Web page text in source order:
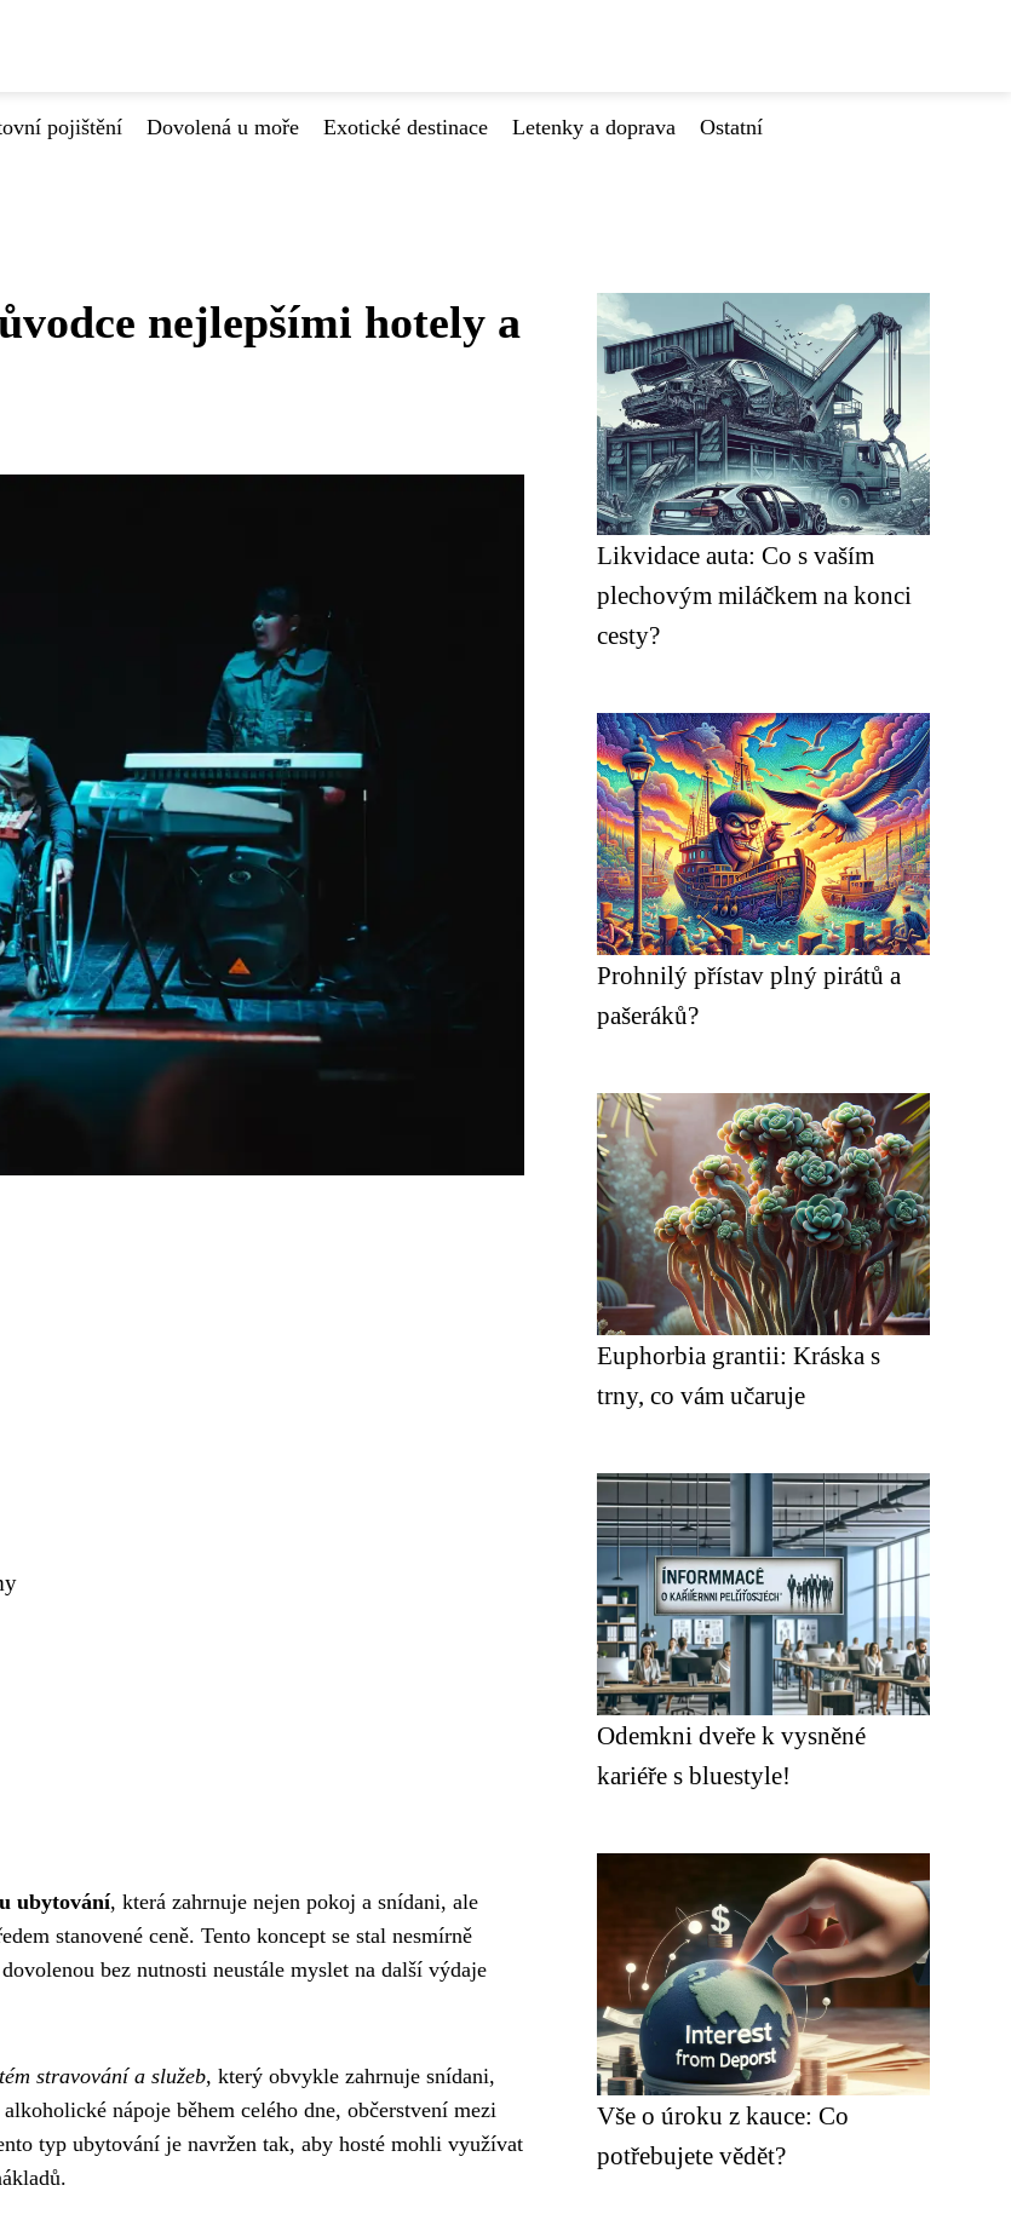
pojištění Dovolená u moře Exotické destinace Letenky a doprava
Ostatní
nejlepšími hotely a
ubytování, která zahrnuje nejen pokoj a snídani, ale
stanovené ceně. Tento koncept se stal nesmírně
bez nutnosti neustále myslet na další výdaje
stravování a služeb, který obvykle zahrnuje snídani,
nápoje během celého dne, občerstvení mezi
typ ubytování je navržen tak, aby hosté mohli využívat
Likvidace auta: Co s vaším
plechovým miláčkem na konci
cesty?
Prohnilý přístav plný pirátů a
pašeráků?
Euphorbia grantii: Kráska s
trny, co vám učaruje
Odemkni dveře k vysněné
kariéře s bluestyle!
Vše o úroku z kauce: Co
potřebujete vědět?